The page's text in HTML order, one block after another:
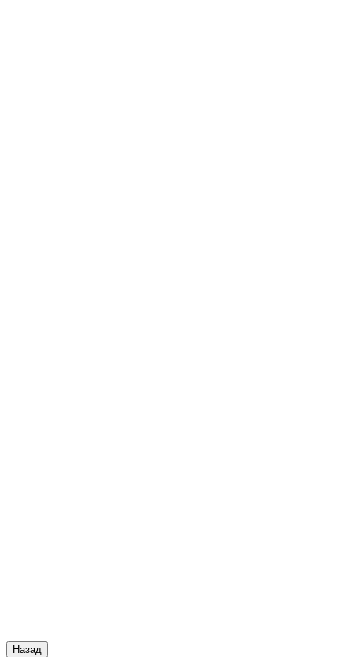
Назад